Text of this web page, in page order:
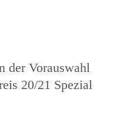
der Vorauswahl
20/21 Spezial